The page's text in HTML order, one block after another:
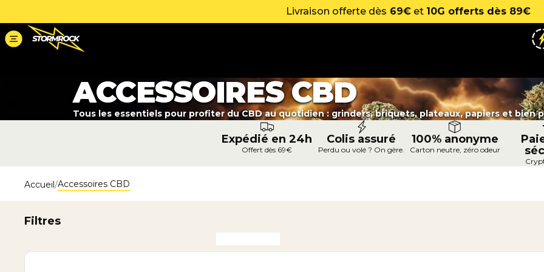
Livraison offerte dès 69€et 10G offerts dès 89€
ACCESSOIRES CBD
Tous les essentiels pour profiter du CBD au quotidien : grinders, briquets, plateaux, papiers et bien
Expédié en 24h
Offert dès 69€
Colis assuré
Perdu ou volé ? On gère.
100% anonyme
Carton neutre, zéro odeur
Accueil Accessoires CBD
Filtres
PACK ACCESSOIRES FUMEUR